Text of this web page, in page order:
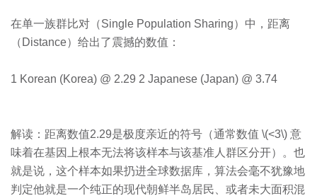
在单一族群比对（Single Population Sharing）中，距离
（Distance）给出了震撼的数值：
1 Korean (Korea) @ 2.29 2 Japanese (Japan) @ 3.74
解读：距离数值2.29是极度亲近的符号（通常数值 \(<3\) 意
味着在基因上根本无法将该样本与该基准人群区分开）。也
就是说，这个样本如果扔进全球数据库，算法会毫不犹豫地
判定他就是一个纯正的现代朝鲜半岛居民、或者未大面积混